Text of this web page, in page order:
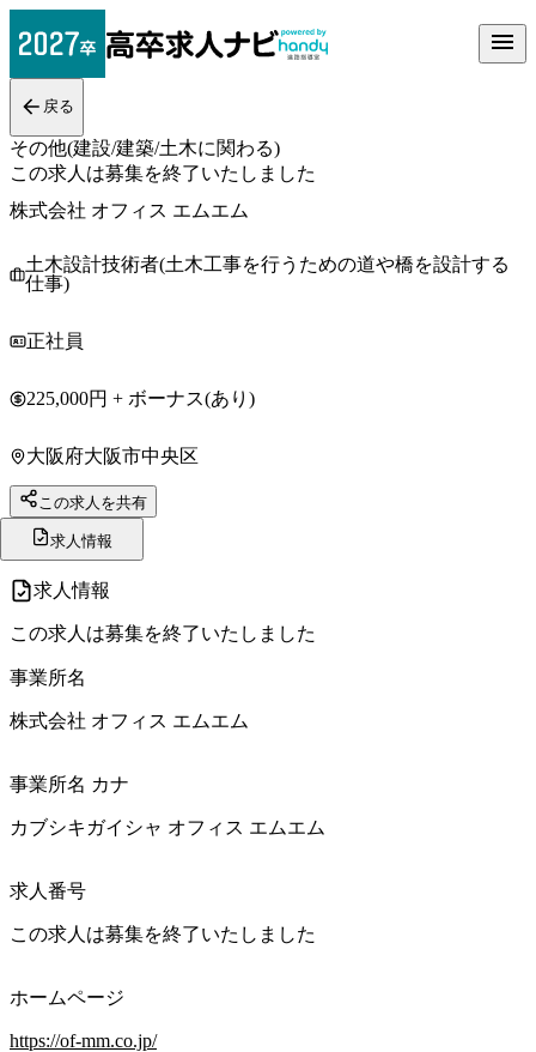
戻る
その他(建設/建築/土木に関わる)
この求人は募集を終了いたしました
株式会社 オフィス エムエム
土木設計技術者(土木工事を行うための道や橋を設計する
仕事)
正社員
225,000円 + ボーナス(あり)
大阪府大阪市中央区
この求人を共有
求人情報
求人情報
この求人は募集を終了いたしました
事業所名
株式会社 オフィス エムエム
事業所名 カナ
カブシキガイシャ オフィス エムエム
求人番号
この求人は募集を終了いたしました
ホームページ
https://of-mm.co.jp/